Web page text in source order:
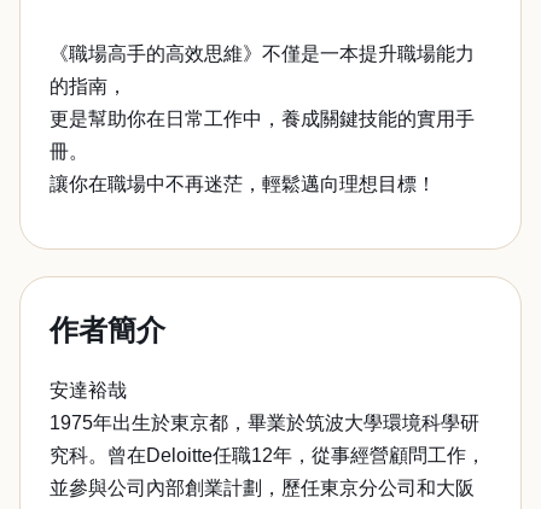
《職場高手的高效思維》不僅是一本提升職場能力
的指南，
更是幫助你在日常工作中，養成關鍵技能的實用手
冊。
讓你在職場中不再迷茫，輕鬆邁向理想目標！
作者簡介
安達裕哉
1975年出生於東京都，畢業於筑波大學環境科學研
究科。曾在Deloitte任職12年，從事經營顧問工作，
並參與公司內部創業計劃，歷任東京分公司和大阪